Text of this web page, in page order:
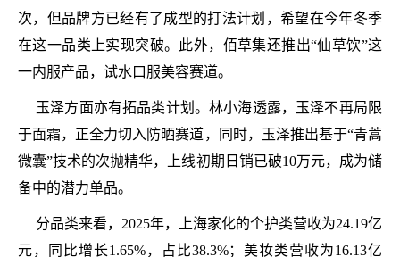
次，但品牌方已经有了成型的打法计划，希望在今年冬季
在这一品类上实现突破。此外，佰草集还推出“仙草饮”这
一内服产品，试水口服美容赛道。
玉泽方面亦有拓品类计划。林小海透露，玉泽不再局限
于面霜，正全力切入防晒赛道，同时，玉泽推出基于“青蒿
微囊”技术的次抛精华，上线初期日销已破10万元，成为储
备中的潜力单品。
分品类来看，2025年，上海家化的个护类营收为24.19亿
元，同比增长1.65%，占比38.3%；美妆类营收为16.13亿